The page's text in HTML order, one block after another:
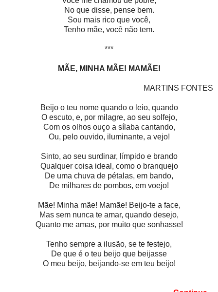
No que disse, pense bem.
Sou mais rico que você,
Tenho mãe, você não tem.
***
MÃE, MINHA MÃE! MAMÃE!
MARTINS FONTES
Beijo o teu nome quando o leio, quando
O escuto, e, por milagre, ao seu solfejo,
Com os olhos ouço a sílaba cantando,
Ou, pelo ouvido, iluminante, a vejo!
Sinto, ao seu surdinar, límpido e brando
Qualquer coisa ideal, como o branquejo
De uma chuva de pétalas, em bando,
De milhares de pombos, em voejo!
Mãe! Minha mãe! Mamãe! Beijo-te a face,
Mas sem nunca te amar, quando desejo,
Quanto me amas, por muito que sonhasse!
Tenho sempre a ilusão, se te festejo,
De que é o teu beijo que beijasse
O meu beijo, beijando-se em teu beijo!